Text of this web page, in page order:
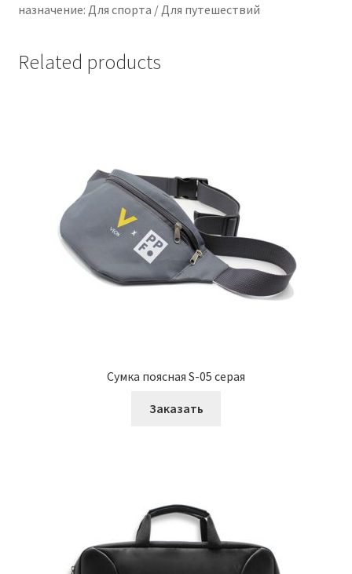
назначение: Для спорта / Для путешествий
Related products
Сумка поясная S-05 серая
Заказать